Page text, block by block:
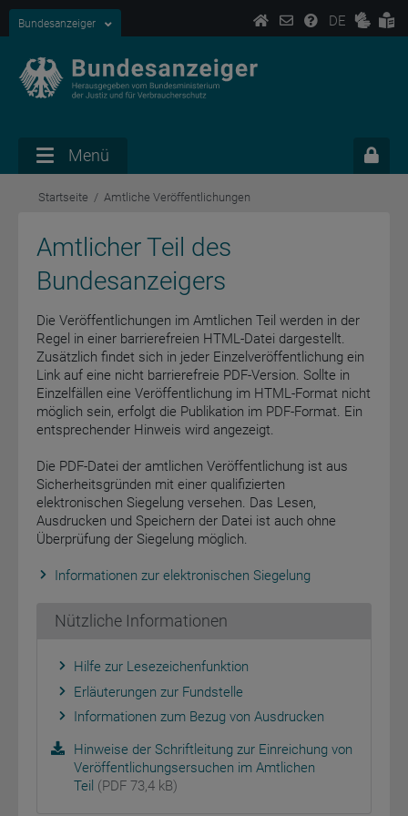
Bundesanzeiger DE
Menü
Startseite Amtliche Veröffentlichungen
Amtlicher Teil des
Bundesanzeigers
Die Veröffentlichungen im Amtlichen Teil werden in der
Regel in einer barrierefreien HTML-Datei dargestellt.
Zusätzlich findet sich in jeder Einzelveröffentlichung ein
Link auf eine nicht barrierefreie PDF-Version. Sollte in
Einzelfällen eine Veröffentlichung im HTML-Format nicht
möglich sein, erfolgt die Publikation im PDF-Format. Ein
entsprechender Hinweis wird angezeigt.
Die PDF-Datei der amtlichen Veröffentlichung ist aus
Sicherheitsgründen mit einer qualifizierten
elektronischen Siegelung versehen. Das Lesen,
Ausdrucken und Speichern der Datei ist auch ohne
Überprüfung der Siegelung möglich.
Informationen zur elektronischen Siegelung
Nützliche Informationen
Hilfe zur Lesezeichenfunktion
Erläuterungen zur Fundstelle
Informationen zum Bezug von Ausdrucken
Hinweise der Schriftleitung zur Einreichung von
Veröffentlichungsersuchen im Amtlichen
Teil (PDF 73,4 kB)